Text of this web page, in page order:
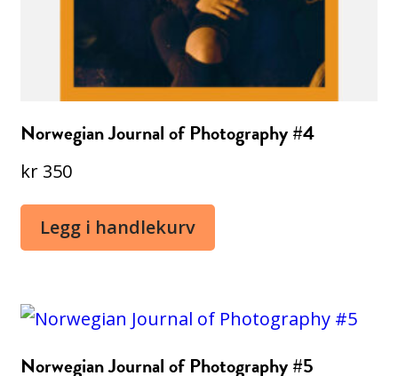
Norwegian Journal of Photography #4
kr 350
Legg i handlekurv
Norwegian Journal of Photography #5